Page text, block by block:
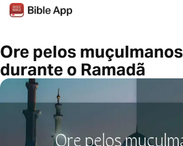
Ore pelos muçulmanos
durante o Ramadã